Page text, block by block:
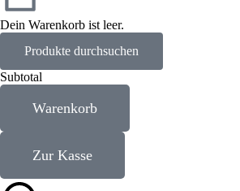
Dein Warenkorb ist leer.
Produkte durchsuchen
Subtotal
Warenkorb
Zur Kasse